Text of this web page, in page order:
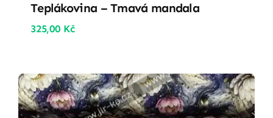
Teplákovina – Tmavá mandala
325,00 Kč